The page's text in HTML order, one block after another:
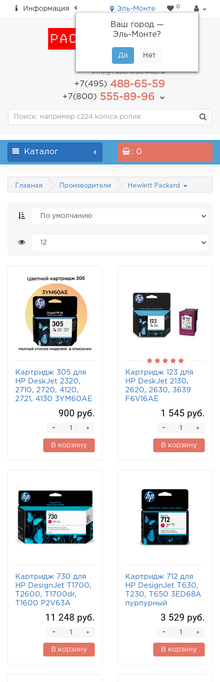
Информация Эль-Монте
Ваш город —
Эль-Монте?
0
пн-пт: с 9.00 до 18.00
info@raschodo4ka.ru
+7(495)488-65-59
+7(800)555-89-96
Каталог : 0
Главная Производители Hewlett Packard
Картридж 305 для
HP DeskJet 2320,
2710, 2720, 4120,
2721, 4130 3YM60AE
900 руб.
+
-
В корзину
Картридж 123 для
HP DeskJet 2130,
2620, 2630, 3639
F6V16AE
1 545 руб.
+
-
В корзину
Картридж 730 для
HP DesignJet T1700,
T2600, T1700dr,
T1600 P2V63A
11 248 руб.
+
-
В корзину
Картридж 712 для
HP DesignJet T630,
T230, T650 3ED68A
пурпурный
3 529 руб.
+
-
В корзину